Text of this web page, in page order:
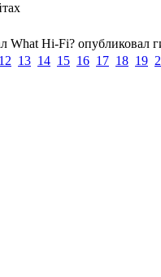
What Hi-Fi?
12 13 14 15 16 17 18 19